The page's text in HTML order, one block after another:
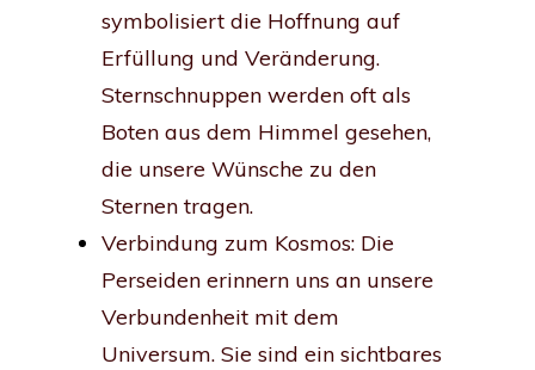
symbolisiert die Hoffnung auf
Erfüllung und Veränderung.
Sternschnuppen werden oft als
Boten aus dem Himmel gesehen,
die unsere Wünsche zu den
Sternen tragen.
Verbindung zum Kosmos: Die
Perseiden erinnern uns an unsere
Verbundenheit mit dem
Universum. Sie sind ein sichtbares